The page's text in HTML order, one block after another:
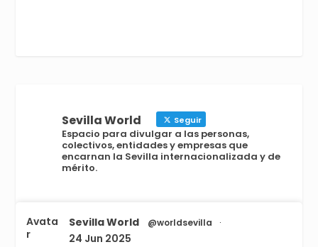
Sevilla World Seguir
Espacio para divulgar a las personas,
colectivos, entidades y empresas que
encarnan la Sevilla internacionalizada y de
mérito.
Avata
r
Sevilla World @worldsevilla ·
24 Jun 2025